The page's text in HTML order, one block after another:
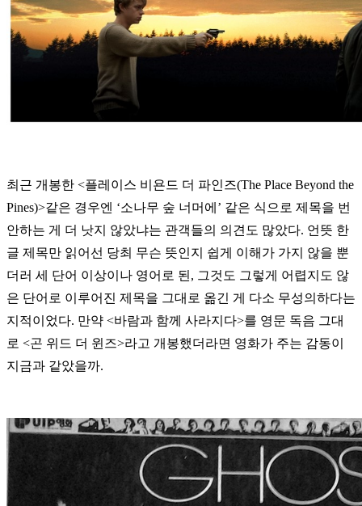
최근 개봉한 <플레이스 비욘드 더 파인즈(The Place Beyond the
Pines)>같은 경우엔 ‘소나무 숲 너머에’ 같은 식으로 제목을 번
안하는 게 더 낫지 않았냐는 관객들의 의견도 많았다. 언뜻 한
글 제목만 읽어선 당최 무슨 뜻인지 쉽게 이해가 가지 않을 뿐
더러 세 단어 이상이나 영어로 된, 그것도 그렇게 어렵지도 않
은 단어로 이루어진 제목을 그대로 옮긴 게 다소 무성의하다는
지적이었다. 만약 <바람과 함께 사라지다>를 영문 독음 그대
로 <곤 위드 더 윈즈>라고 개봉했더라면 영화가 주는 감동이
지금과 같았을까.